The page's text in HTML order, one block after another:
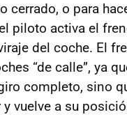
cerrado, o para
piloto activa el
del coche. El
“de calle”, ya
completo, sino
vuelve a su